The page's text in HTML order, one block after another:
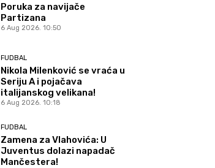
Poruka za navijače
Partizana
6 Aug 2026. 10:50
FUDBAL
Nikola Milenković se vraća u
Seriju A i pojačava
italijanskog velikana!
6 Aug 2026. 10:18
FUDBAL
Zamena za Vlahovića: U
Juventus dolazi napadač
Mančestera!